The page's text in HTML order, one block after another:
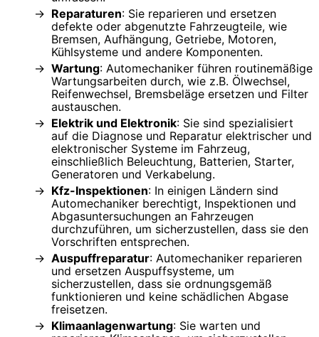
Reparaturen: Sie reparieren und ersetzen
defekte oder abgenutzte Fahrzeugteile, wie
Bremsen, Aufhängung, Getriebe, Motoren,
Kühlsysteme und andere Komponenten.
Wartung: Automechaniker führen routinemäßige
Wartungsarbeiten durch, wie z.B. Ölwechsel,
Reifenwechsel, Bremsbeläge ersetzen und Filter
austauschen.
Elektrik und Elektronik: Sie sind spezialisiert
auf die Diagnose und Reparatur elektrischer und
elektronischer Systeme im Fahrzeug,
einschließlich Beleuchtung, Batterien, Starter,
Generatoren und Verkabelung.
Kfz-Inspektionen: In einigen Ländern sind
Automechaniker berechtigt, Inspektionen und
Abgasuntersuchungen an Fahrzeugen
durchzuführen, um sicherzustellen, dass sie den
Vorschriften entsprechen.
Auspuffreparatur: Automechaniker reparieren
und ersetzen Auspuffsysteme, um
sicherzustellen, dass sie ordnungsgemäß
funktionieren und keine schädlichen Abgase
freisetzen.
Klimaanlagenwartung: Sie warten und